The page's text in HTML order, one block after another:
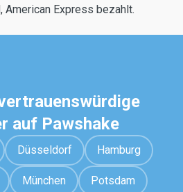
American Express bezahlt.
auf Pawshake
Düsseldorf Hamburg
München Potsdam